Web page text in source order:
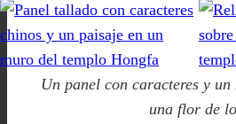
Un panel con caracteres y
una flor de